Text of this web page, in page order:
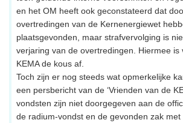
en het OM heeft ook geconstateerd dat
overtredingen van de Kernenergiewet
plaatsgevonden, maar strafvervolging is
verjaring van de overtredingen. Hiermee is
KEMA de kous af.
Toch zijn er nog steeds wat opmerkelijke
een persbericht van de ‘Vrienden van de
vondsten zijn niet doorgegeven aan de
de radium-vondst en de gevonden zak met